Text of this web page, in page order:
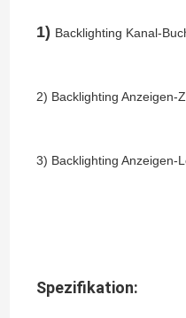
1) Backlighting Kanal-
2) Backlighting Anzeigen-
3) Backlighting Anzeigen-
Spezifikation: